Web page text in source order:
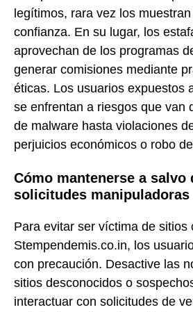
legítimos, rara vez los
confianza. En su lugar, los
aprovechan de los programas
generar comisiones mediante
éticas. Los usuarios expuestos
se enfrentan a riesgos que van
de malware hasta violaciones
perjuicios económicos o robo
Cómo mantenerse a salvo
solicitudes manipuladoras
Para evitar ser víctima de sitios
Stempendemis.co.in, los
con precaución. Desactive las
sitios desconocidos o
interactuar con solicitudes de